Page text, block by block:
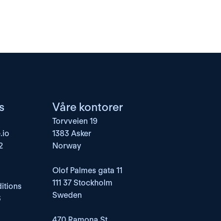
Våre kontorer
Torvveien 19
1383 Asker
Norway
Olof Palmes gata 11
111 37 Stockholm
Sweden